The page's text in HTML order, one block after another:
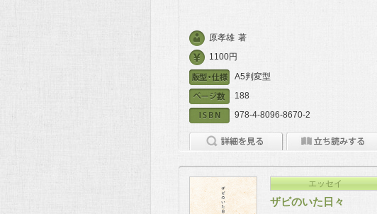
原孝雄 著
1100円
A5判変型
188
978-4-8096-8670-2
エッセイ
ザビのいた日々